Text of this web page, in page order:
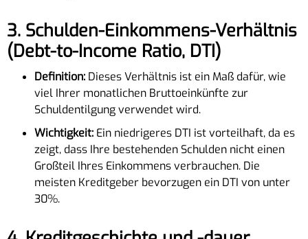
3. Schulden-Einkommens-Verhältnis
(Debt-to-Income Ratio, DTI)
Definition: Dieses Verhältnis ist ein Maß dafür, wie
viel Ihrer monatlichen Bruttoeinkünfte zur
Schuldentilgung verwendet wird.
Wichtigkeit: Ein niedrigeres DTI ist vorteilhaft, da es
zeigt, dass Ihre bestehenden Schulden nicht einen
Großteil Ihres Einkommens verbrauchen. Die
meisten Kreditgeber bevorzugen ein DTI von unter
30%.